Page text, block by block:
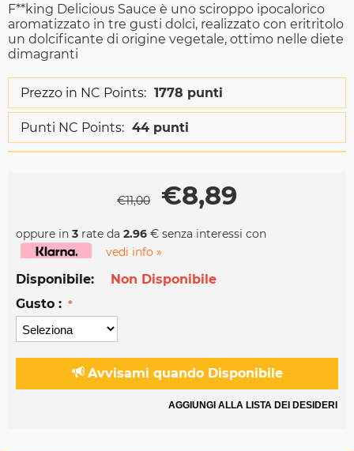
F**king Delicious Sauce è uno sciroppo ipocalorico
aromatizzato in tre gusti dolci, realizzato con eritritolo
un dolcificante di origine vegetale, ottimo nelle diete
dimagranti
Prezzo in NC Points: 1778 punti
Punti NC Points: 44 punti
€11,00 €8,89
oppure in 3 rate da 2.96 € senza interessi con
vedi info »
Disponibile:
Non Disponibile
Gusto :
Avvisami quando Disponibile
AGGIUNGI ALLA LISTA DEI DESIDERI